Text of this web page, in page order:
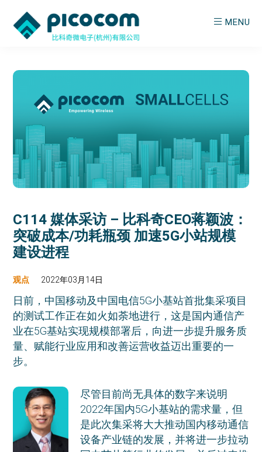
content
sidebar
Wireless
MENU
C114 媒体采访 – 比科奇CEO蒋颖波：
突破成本/功耗瓶颈 加速5G小站规模
建设进程
观点 2022年03月14日
日前，中国移动及中国电信5G小基站首批集采项目
的测试工作正在如火如荼地进行，这是国内通信产
业在5G基站实现规模部署后，向进一步提升服务质
量、赋能行业应用和改善运营收益迈出重要的一
步。
尽管目前尚无具体的数字来说明
2022年国内5G小基站的需求量，但
是此次集采将大大推动国内移动通信
设备产业链的发展，并将进一步拉动